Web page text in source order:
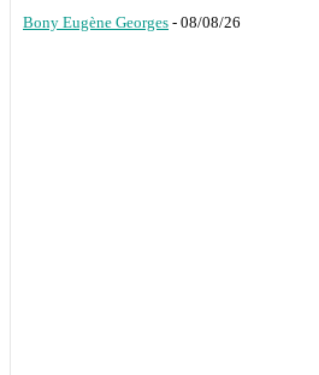
Bony Eugène Georges - 08/08/26